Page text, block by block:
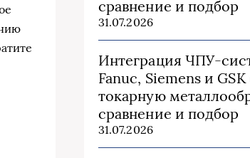
сравнение и подбор
31.07.2026
Интеграция ЧПУ-
Fanuc, Siemens и GSK
токарную
сравнение и подбор
31.07.2026